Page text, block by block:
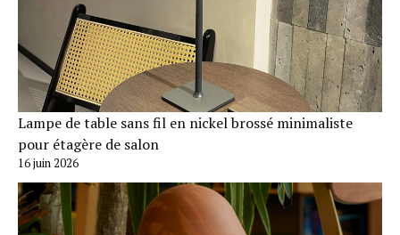
Lampe de table sans fil en nickel brossé minimaliste
pour étagère de salon
16 juin 2026